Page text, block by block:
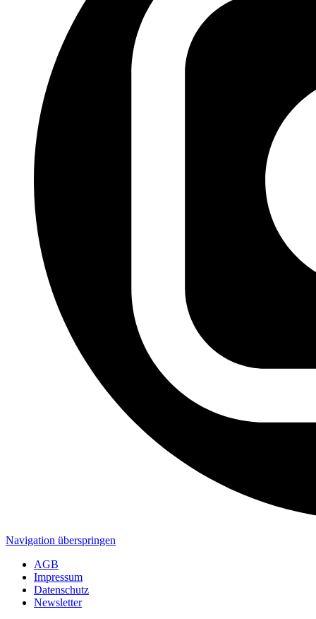
Navigation überspringen
AGB
Impressum
Datenschutz
Newsletter